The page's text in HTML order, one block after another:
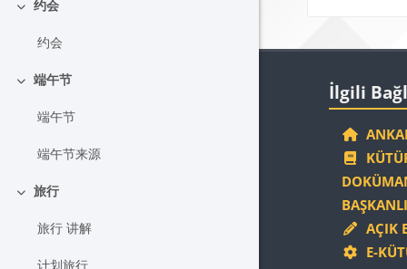
Daralt
约会
约会
Daralt
端午节
端午节
端午节来源
Daralt
旅行
旅行 讲解
计划旅行
İlgili
AÇIK
E-